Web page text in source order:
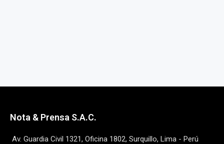
Nota & Prensa S.A.C.
Av. Guardia Civil 1321, Oficina 1802, Surquillo, Lima - Perú